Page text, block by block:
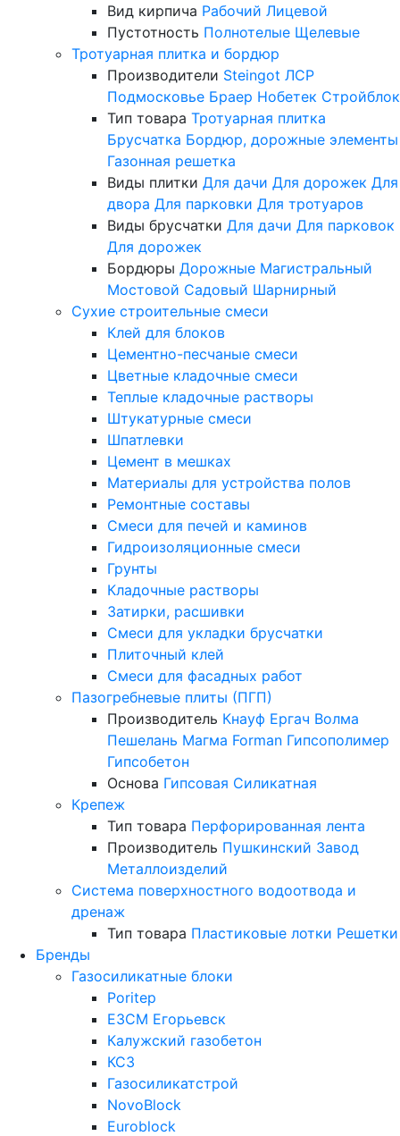
Вид кирпича Рабочий Лицевой
Пустотность Полнотелые Щелевые
Тротуарная плитка и бордюр
Производители Steingot ЛСР
Подмосковье Браер Нобетек Стройблок
Тип товара Тротуарная плитка
Брусчатка Бордюр, дорожные элементы
Газонная решетка
Виды плитки Для дачи Для дорожек Для
двора Для парковки Для тротуаров
Виды брусчатки Для дачи Для парковок
Для дорожек
Бордюры Дорожные Магистральный
Мостовой Садовый Шарнирный
Сухие строительные смеси
Клей для блоков
Цементно-песчаные смеси
Цветные кладочные смеси
Теплые кладочные растворы
Штукатурные смеси
Шпатлевки
Цемент в мешках
Материалы для устройства полов
Ремонтные составы
Смеси для печей и каминов
Гидроизоляционные смеси
Грунты
Кладочные растворы
Затирки, расшивки
Смеси для укладки брусчатки
Плиточный клей
Смеси для фасадных работ
Пазогребневые плиты (ПГП)
Производитель Кнауф Ергач Волма
Пешелань Магма Forman Гипсополимер
Гипсобетон
Основа Гипсовая Силикатная
Крепеж
Тип товара Перфорированная лента
Производитель Пушкинский Завод
Металлоизделий
Система поверхностного водоотвода и
дренаж
Тип товара Пластиковые лотки Решетки
Бренды
Газосиликатные блоки
Poritep
ЕЗСМ Егорьевск
Калужский газобетон
КСЗ
Газосиликатстрой
NovoBlock
Euroblock